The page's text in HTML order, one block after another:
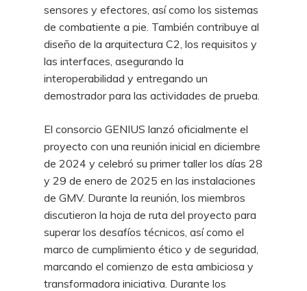
sensores y efectores, así como los sistemas
de combatiente a pie. También contribuye al
diseño de la arquitectura C2, los requisitos y
las interfaces, asegurando la
interoperabilidad y entregando un
demostrador para las actividades de prueba.
El consorcio GENIUS lanzó oficialmente el
proyecto con una reunión inicial en diciembre
de 2024 y celebró su primer taller los días 28
y 29 de enero de 2025 en las instalaciones
de GMV. Durante la reunión, los miembros
discutieron la hoja de ruta del proyecto para
superar los desafíos técnicos, así como el
marco de cumplimiento ético y de seguridad,
marcando el comienzo de esta ambiciosa y
transformadora iniciativa. Durante los